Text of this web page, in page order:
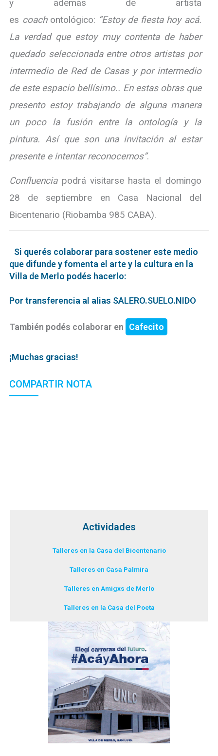
y además de artista
es coachontológico: “Estoy de fiesta hoy acá.
La verdad que estoy muy contenta de haber
quedado seleccionada entre otros artistas por
intermedio de Red de Casas y por intermedio
de este espacio bellísimo.. En estas obras que
presento estoy trabajando de alguna manera
un poco la fusión entre la ontología y la
pintura. Así que son una invitación al estar
presente e intentar reconocernos”.
Confluenciapodrá visitarse hasta el domingo
28 de septiembre en Casa Nacional del
Bicentenario (Riobamba 985 CABA).
Si querés colaborar para sostener este medio
que difunde y fomenta el arte y la cultura en la
Villa de Merlo podés hacerlo:
Por transferencia al alias SALERO.SUELO.NIDO
También podés colaborar en Cafecito
¡Muchas gracias!
COMPARTIR NOTA
Actividades
Talleres en la Casa del Bicentenario
Talleres en Casa Palmira
Talleres en Amigxs de Merlo
Talleres en la Casa del Poeta